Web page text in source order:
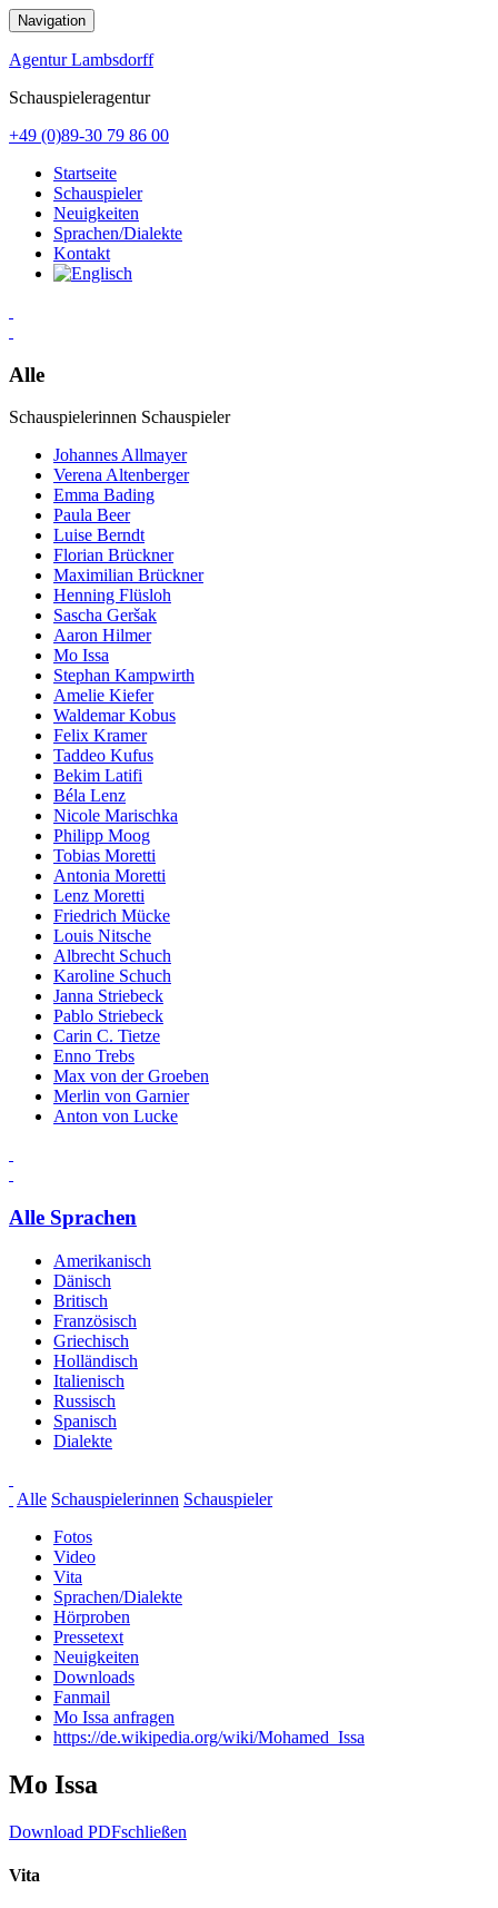
Zum
Inhalt
springen
Navigation
Agentur Lambsdorff
Schauspieleragentur
+49 (0)89-30 79 86 00
Startseite
Schauspieler
Neuigkeiten
Sprachen/Dialekte
Kontakt
Alle
Schauspielerinnen Schauspieler
Johannes Allmayer
Verena Altenberger
Emma Bading
Paula Beer
Luise Berndt
Florian Brückner
Maximilian Brückner
Henning Flüsloh
Sascha Geršak
Aaron Hilmer
Mo Issa
Stephan Kampwirth
Amelie Kiefer
Waldemar Kobus
Felix Kramer
Taddeo Kufus
Bekim Latifi
Béla Lenz
Nicole Marischka
Philipp Moog
Tobias Moretti
Antonia Moretti
Lenz Moretti
Friedrich Mücke
Louis Nitsche
Albrecht Schuch
Karoline Schuch
Janna Striebeck
Pablo Striebeck
Carin C. Tietze
Enno Trebs
Max von der Groeben
Merlin von Garnier
Anton von Lucke
Alle Sprachen
Amerikanisch
Dänisch
Britisch
Französisch
Griechisch
Holländisch
Italienisch
Russisch
Spanisch
Dialekte
Alle Schauspielerinnen Schauspieler
Fotos
Video
Vita
Sprachen/Dialekte
Hörproben
Pressetext
Neuigkeiten
Downloads
Fanmail
Mo Issa anfragen
https://de.wikipedia.org/wiki/Mohamed_Issa
Mo Issa
Download PDFschließen
Vita